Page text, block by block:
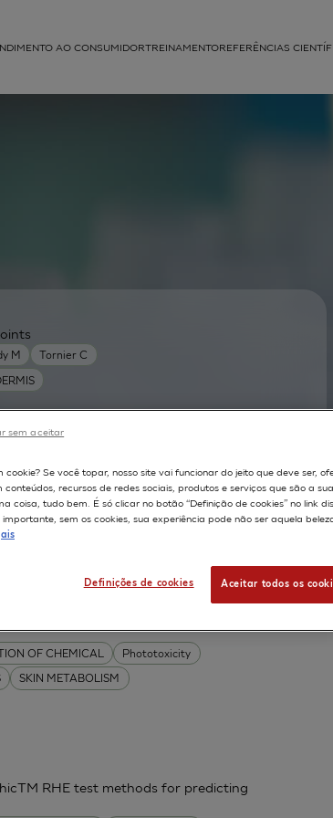
AO CONSUMIDORTREINAMENTOREFERÊNCIAS
M Tornier C
OF CHEMICAL
Phototoxicity
SKIN METABOLISM
and validation of screening
RHE test methods for predicting
cookie? Se você topar, nosso site vai funcionar do jeito que deve ser,
conteúdos, recursos de redes sociais, produtos e serviços que são a
coisa, tudo bem. É só clicar no botão “Definição de cookies” no link
sem os cookies, sua experiência pode não ser aquela
Definições de cookies Aceitar todos os
sem aceitar